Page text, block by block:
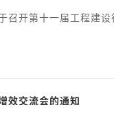
召开第十一届工程建
效交流会的通知